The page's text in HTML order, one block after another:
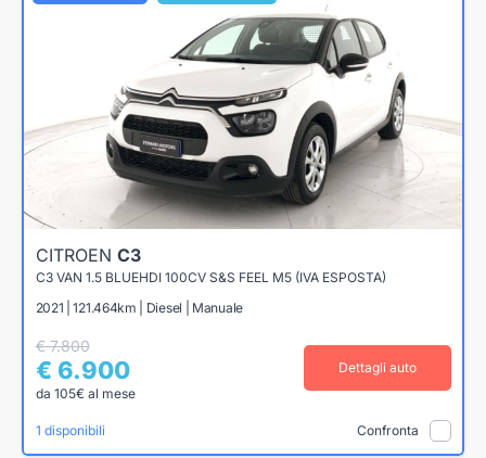
CITROEN C3
C3 VAN 1.5 BLUEHDI 100CV S&S FEEL M5 (IVA ESPOSTA)
2021 | 121.464km | Diesel | Manuale
€ 7.800
€ 6.900
da 105€ al mese
Dettagli auto
1 disponibili Confronta